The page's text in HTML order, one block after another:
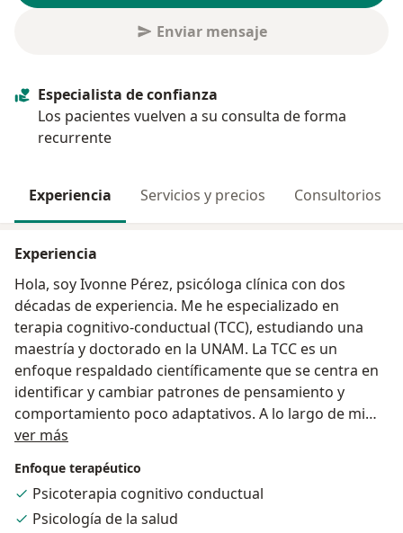
Enviar mensaje
Especialista de confianza
Los pacientes vuelven a su consulta de forma
recurrente
Experiencia Servicios y precios Consultorios
Experiencia
Hola, soy Ivonne Pérez, psicóloga clínica con dos
décadas de experiencia. Me he especializado en
terapia cognitivo-conductual (TCC), estudiando una
maestría y doctorado en la UNAM. La TCC es un
enfoque respaldado científicamente que se centra en
identificar y cambiar patrones de pensamiento y
comportamiento poco adaptativos. A lo largo de mi
carrera, he trabajado con diversas poblaciones,
incluyendo personas con diabetes, personas que viven
con VIH, cuidadores primarios y pacientes en cuidados
paliativos. También ha sido docente, es investigadora
clínica.
ver más
Enfoque terapéutico
Psicoterapia cognitivo conductual
Psicología de la salud